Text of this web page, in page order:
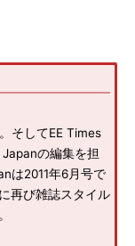
そしてEE Times
の編集を担
は2011年6月号で
再び雑誌スタイル